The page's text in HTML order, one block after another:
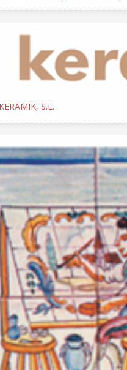
S.L.